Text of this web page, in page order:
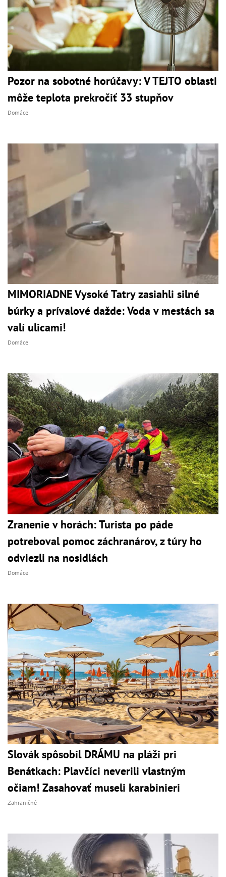
Pozor na sobotné horúčavy: V TEJTO oblasti
môže teplota prekročiť 33 stupňov
Domáce
MIMORIADNE Vysoké Tatry zasiahli silné
búrky a prívalové dažde: Voda v mestách sa
valí ulicami!
Domáce
Zranenie v horách: Turista po páde
potreboval pomoc záchranárov, z túry ho
odviezli na nosidlách
Domáce
Slovák spôsobil DRÁMU na pláži pri
Benátkach: Plavčíci neverili vlastným
očiam! Zasahovať museli karabinieri
Zahraničné